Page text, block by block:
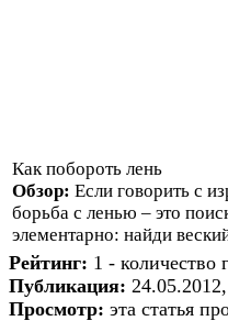
Как побороть лень
Обзор: Если говорить с
борьба с ленью – это
элементарно: найди
Рейтинг: 1 - количество
Публикация:
Просмотр: эта статья